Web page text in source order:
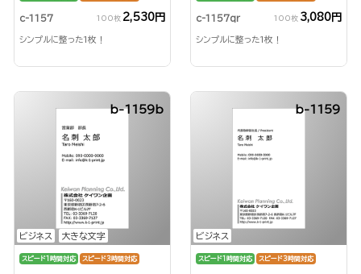
c-1157 100枚 2,530円
シンプルに整った1枚！
c-1157qr 100枚 3,080円
シンプルに整った1枚！
ビジネス 大きな文字
b-1159b
スピード1時間対応 スピード3時間対応
ビジネス
b-1159
スピード1時間対応 スピード3時間対応